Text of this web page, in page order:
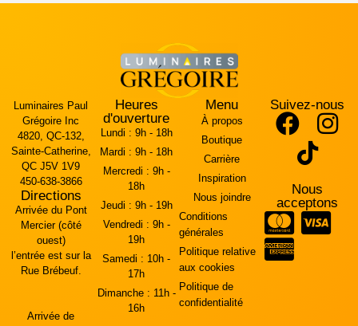
Luminaires Paul
Grégoire Inc
4820, QC-132,
Sainte-Catherine,
QC J5V 1V9
450-638-3866
Directions
Arrivée du Pont
Mercier (côté
ouest)
l’entrée est sur la
Rue Brébeuf.
Arrivée de
Heures
d'ouverture
Lundi : 9h - 18h
Mardi : 9h - 18h
Mercredi : 9h -
18h
Jeudi : 9h - 19h
Vendredi : 9h -
19h
Samedi : 10h -
17h
Dimanche : 11h -
16h
Menu
À propos
Boutique
Carrière
Inspiration
Nous joindre
Conditions
générales
Politique relative
aux cookies
Politique de
confidentialité
Suivez-nous
Nous
acceptons